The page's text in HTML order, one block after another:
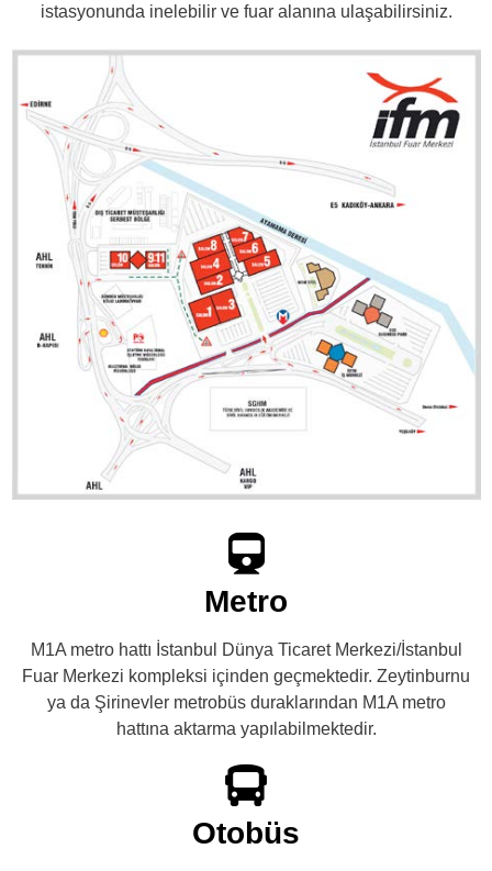
istasyonunda inelebilir ve fuar alanına ulaşabilirsiniz.
Metro
M1A metro hattı İstanbul Dünya Ticaret Merkezi/İstanbul
Fuar Merkezi kompleksi içinden geçmektedir. Zeytinburnu
ya da Şirinevler metrobüs duraklarından M1A metro
hattına aktarma yapılabilmektedir.
Otobüs